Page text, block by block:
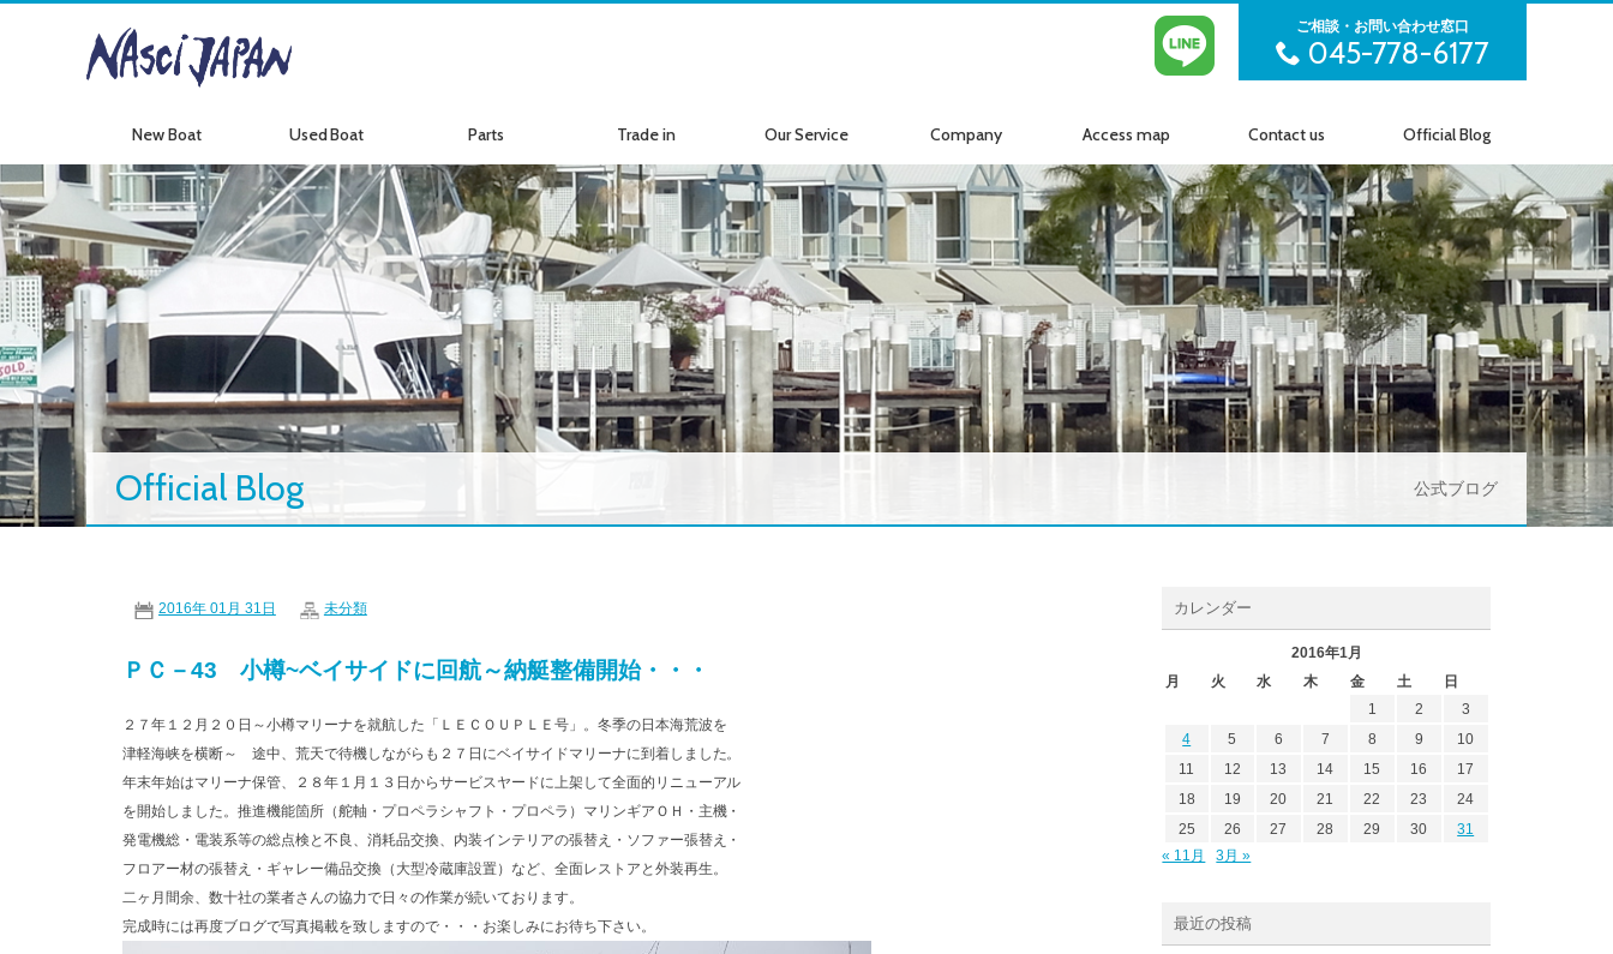
ご相談・お問い合わせ窓口
045-778-6177
New Boat
新艇情報
Used Boat
中古艇情報
Parts
パーツ情報
Trade in
ボートの買取
Our Service
サービス案内
Company
会社紹介
Access map
アクセス
Contact us
お問い合わせ
Official Blog
公式ブログ
Official Blog 公式ブログ
2016年 01月 31日 未分類
ＰＣ－43 小樽~ベイサイドに回航～納艇整備開始・・・
２７年１２月２０日～小樽マリーナを就航した「ＬＥＣＯＵＰＬＥ号」。冬季の日本海荒波を
津軽海峡を横断～ 途中、荒天で待機しながらも２７日にベイサイドマリーナに到着しました。
年末年始はマリーナ保管、２８年１月１３日からサービスヤードに上架して全面的リニューアル
を開始しました。推進機能箇所（舵軸・プロペラシャフト・プロペラ）マリンギアＯＨ・主機・
発電機総・電装系等の総点検と不良、消耗品交換、内装インテリアの張替え・ソファー張替え・
フロアー材の張替え・ギャレー備品交換（大型冷蔵庫設置）など、全面レストアと外装再生。
二ヶ月間余、数十社の業者さんの協力で日々の作業が続いております。
完成時には再度ブログで写真掲載を致しますので・・・お楽しみにお待ち下さい。
カレンダー
2016年1月
月
火 水 木 金 土
日
1
2
3
4
5 6 7 8 9
10
11
12 13 14 15 16
17
18
19 20 21 22 23
24
25
26 27 28 29 30
31
« 11月
3月 »
最近の投稿